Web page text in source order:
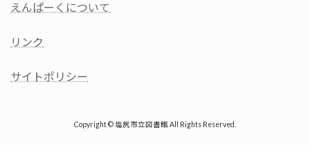
えんぱーくについて
リンク
サイトポリシー
Copyright © 塩尻市立図書館 All Rights Reserved.